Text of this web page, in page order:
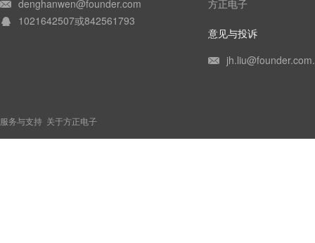
denghanwen@founder.com
1021642507或842561793
方正电子
意见与投诉
服务与支持 关于方正电子